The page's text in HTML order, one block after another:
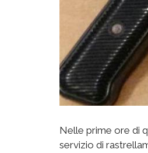
Nelle prime ore di
servizio di